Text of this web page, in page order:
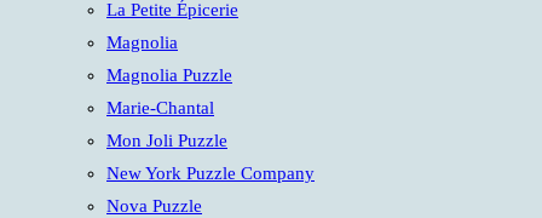
La Petite Épicerie
Magnolia
Magnolia Puzzle
Marie-Chantal
Mon Joli Puzzle
New York Puzzle Company
Nova Puzzle